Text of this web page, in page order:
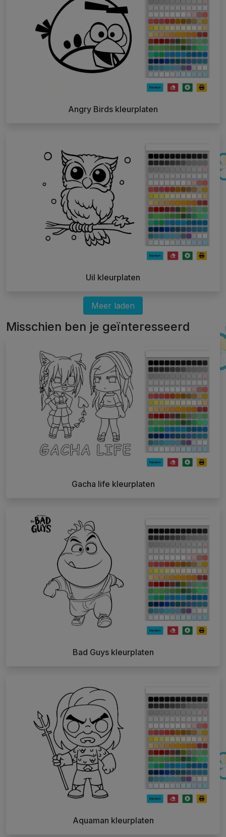
Angry Birds kleurplaten
Uil kleurplaten
Meer laden
Misschien ben je geïnteresseerd
Gacha life kleurplaten
Bad Guys kleurplaten
Aquaman kleurplaten